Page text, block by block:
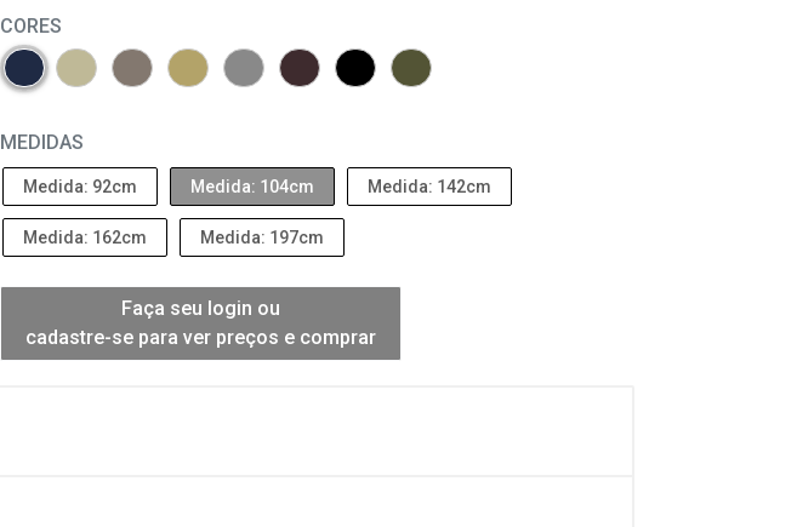
CORES
MEDIDAS
Medida: 92cm Medida: 104cm Medida: 142cm
Medida: 162cm Medida: 197cm
Faça seu login ou
cadastre-se para ver preços e comprar